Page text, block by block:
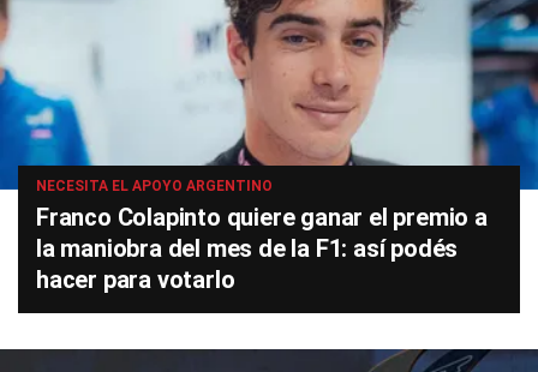
NECESITA EL APOYO ARGENTINO
Franco Colapinto quiere ganar el premio a
la maniobra del mes de la F1: así podés
hacer para votarlo